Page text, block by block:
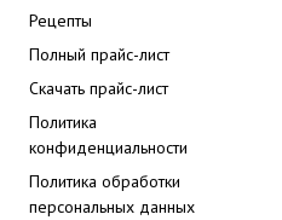
Рецепты
Полный прайс-лист
Скачать прайс-лист
Политика
конфиденциальности
Политика обработки
персональных данных